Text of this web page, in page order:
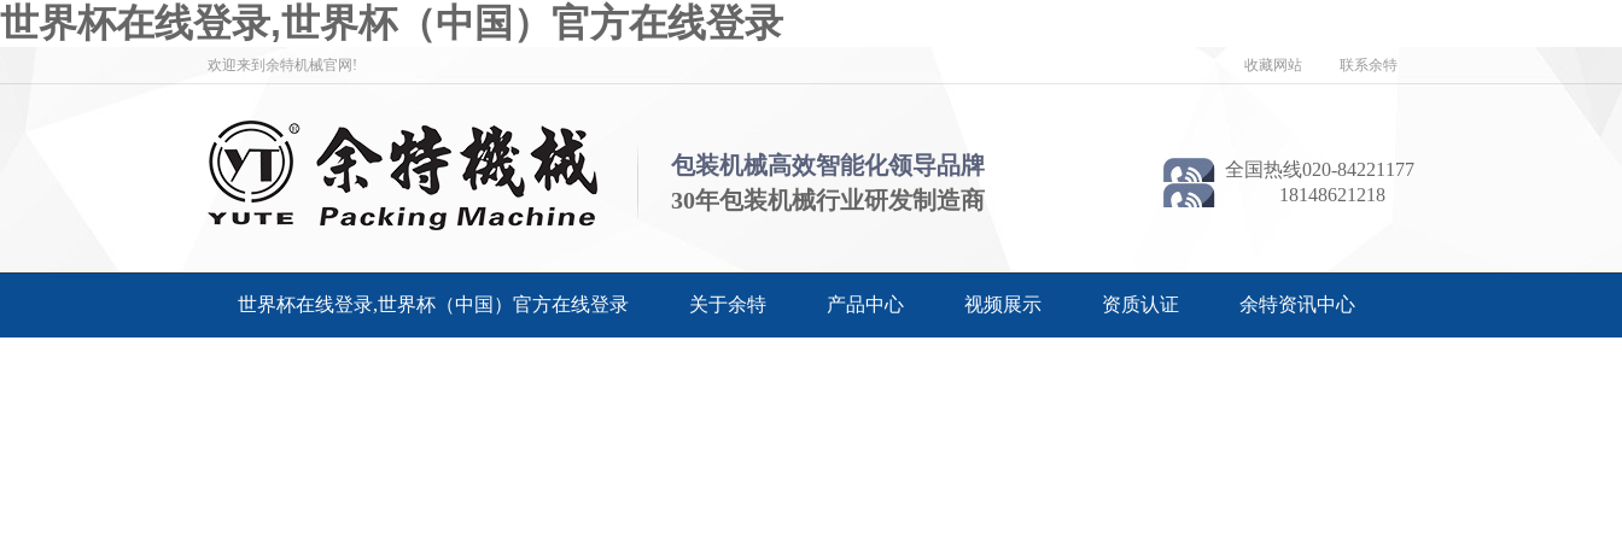
世界杯在线登录,世界杯（中国）官方在线登录
收藏网站 联系余特
欢迎来到余特机械官网!
包装机械高效智能化领导品牌
30年包装机械行业研发制造商
全国热线020-84221177
18148621218
世界杯在线登录,世界杯（中国）官方在线登录 关于余特 产品中心 视频展示 资质认证 余特资讯中心